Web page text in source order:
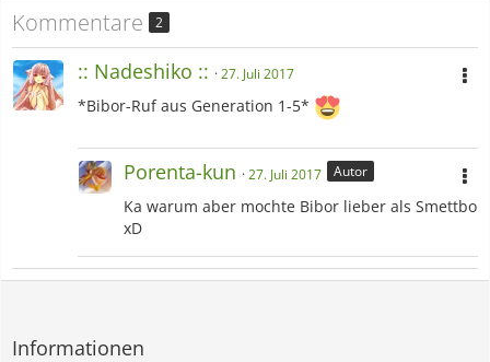
Kommentare 2
:: Nadeshiko :: 27. Juli 2017
*Bibor-Ruf aus Generation 1-5*
Porenta-kun 27. Juli 2017 Autor
Ka warum aber mochte Bibor lieber als Smettbo
xD
Informationen